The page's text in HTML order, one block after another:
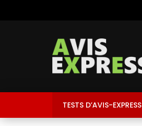
TESTS D’AVIS-EXPRESS